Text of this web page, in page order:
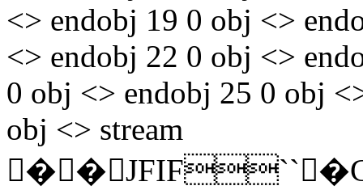
<> endobj 19 0 obj <>
<> endobj 22 0 obj <>
0 obj <> endobj 25 0 obj
obj <> stream